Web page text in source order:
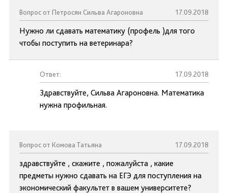
Вопрос от Петросян Сильва Агароновна 17.09.2018
Нужно ли сдавать математику (профель )для того
чтобы поступить на ветеринара?
Ответ: 17.09.2018
Здравствуйте, Сильва Агароновна. Математика
нужна профильная.
Вопрос от Комова Татьяна 17.09.2018
здравствуйте , скажите , пожалуйста , какие
предметы нужно сдавать на ЕГЭ для поступления на
экономический факультет в вашем университете?